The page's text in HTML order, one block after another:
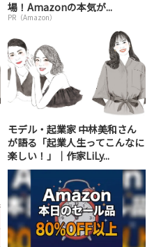
場！Amazonの本気が...
PR（Amazon）
モデル・起業家 中林美和さん
が語る「起業人生ってこんなに
楽しい！」｜作家LiLy...